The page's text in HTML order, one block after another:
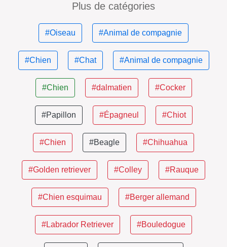
Plus de catégories
#Oiseau #Animal de compagnie
#Chien #Chat #Animal de compagnie
#Chien #dalmatien #Cocker
#Papillon #Épagneul #Chiot
#Chien #Beagle #Chihuahua
#Golden retriever #Colley #Rauque
#Chien esquimau #Berger allemand
#Labrador Retriever #Bouledogue